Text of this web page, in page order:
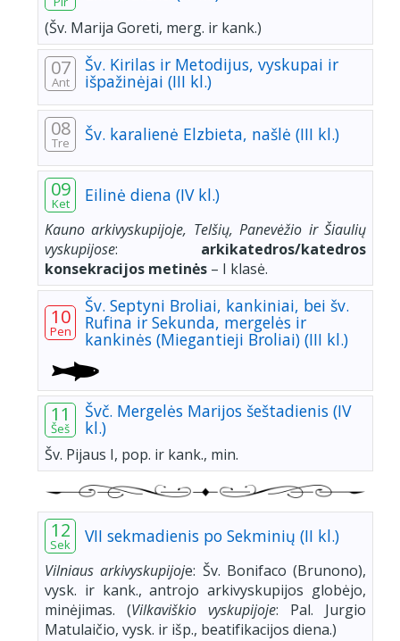
(Šv. Marija Goreti, merg. ir kank.)
07
Ant
Šv. Kirilas ir Metodijus, vyskupai ir
išpažinėjai (III kl.)
08
Tre Šv. karalienė Elzbieta, našlė (III kl.)
09
Ket Eilinė diena (IV kl.)
Kauno arkivyskupijoje, Telšių, Panevėžio ir Šiaulių
vyskupijose: arkikatedros/katedros
konsekracijos metinės – I klasė.
10
Pen
Šv. Septyni Broliai, kankiniai, bei šv.
Rufina ir Sekunda, mergelės ir
kankinės (Miegantieji Broliai) (III kl.)
11
Šeš
Švč. Mergelės Marijos šeštadienis (IV
kl.)
Šv. Pijaus I, pop. ir kank., min.
12
Sek VII sekmadienis po Sekminių (II kl.)
Vilniaus arkivyskupijoje: Šv. Bonifaco (Brunono),
vysk. ir kank., antrojo arkivyskupijos globėjo,
minėjimas. (Vilkaviškio vyskupijoje: Pal. Jurgio
Matulaičio, vysk. ir išp., beatifikacijos diena.)